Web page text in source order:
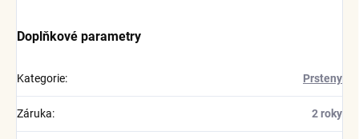
Doplňkové parametry
Kategorie: Prsteny
Záruka: 2 roky